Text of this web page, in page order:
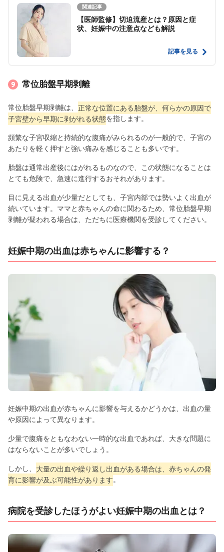
関連記事
【医師監修】切迫流産とは？原因と症
状、妊娠中の注意点なども解説
記事を見る
常位胎盤早期剥離
常位胎盤早期剥離は、 正常な位置にある胎盤が、何らかの原因で
子宮壁から早期に剥がれる状態を指します。
頻繁な子宮収縮と持続的な腹痛がみられるのが一般的で、子宮の
あたりを軽く押すと強い痛みを感じることも多いです。
胎盤は通常出産後にはがれるものなので、この状態になることは
とても危険で、急速に進行するおそれがあります。
目に見える出血が少量だとしても、子宮内部では勢いよく出血が
続いています。ママと赤ちゃんの命に関わるため、常位胎盤早期
剥離が疑われる場合は、ただちに医療機関を受診してください。
妊娠中期の出血は赤ちゃんに影響する？
妊娠中期の出血が赤ちゃんに影響を与えるかどうかは、出血の量
や原因によって異なります。
少量で腹痛をともなわない一時的な出血であれば、大きな問題に
はならないことが多いでしょう。
しかし、 大量の出血や繰り返し出血がある場合は、赤ちゃんの発
育に影響が及ぶ可能性があります。
病院を受診したほうがよい妊娠中期の出血とは？